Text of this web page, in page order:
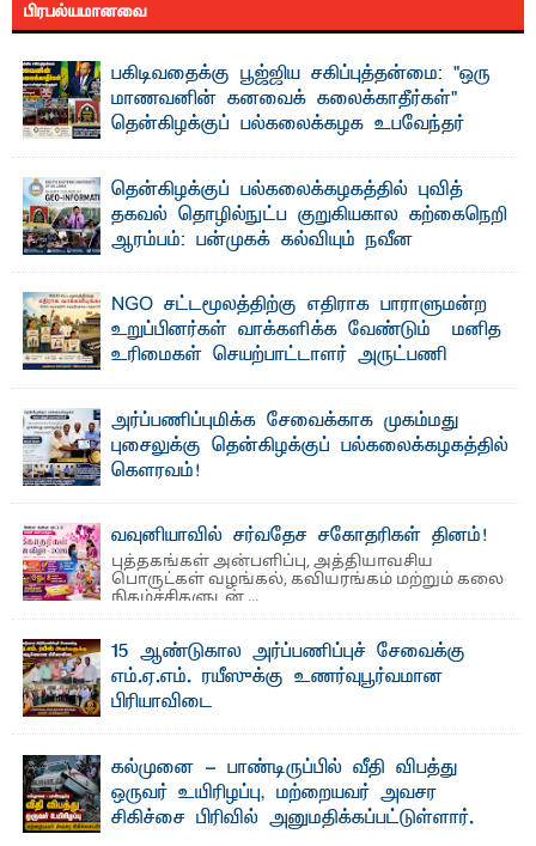
பிரபல்யமானவை
பகிடிவதைக்கு பூஜ்ஜிய சகிப்புத்தன்மை: "ஒரு
மாணவனின் கனவைக் கலைக்காதீர்கள்" –
தென்கிழக்குப் பல்கலைக்கழக உபவேந்தர்
"ஒ ரு மாணவனின் அல்லது மாணவியின் கனவு என்னால்
கலைக்கப்படாது" என்ற உறுதியை ஒவ்வொரு மாணவரும் ...
தென்கிழக்குப் பல்கலைக்கழகத்தில் புவித்
தகவல் தொழில்நுட்ப குறுகியகால கற்கைநெறி
ஆரம்பம்: பன்முகக் கல்வியும் நவீன
பேராசிரியர் எம். எம். பாஸில்
தெ ன்கிழக்குப் பல்கலைக்கழகத்தின் கலை மற்றும் கலாசார
பீடத்தின் புவியியல் துறையினால் ...
NGO சட்டமூலத்திற்கு எதிராக பாராளுமன்ற
உறுப்பினர்கள் வாக்களிக்க வேண்டும் – மனித
உரிமைகள் செயற்பாட்டாளர் அருட்பணி
ஜே. எப். காமிலா பேகம்- இ லங்கை அரசாங்கம் அரசுசாரா
அமைப்புகள் (NGO) தொடர்பான புதிய சட்டமூலத்தை ...
அர்ப்பணிப்புமிக்க சேவைக்காக முகம்மது
புசைலுக்கு தென்கிழக்குப் பல்கலைக்கழகத்தில்
கௌரவம்!
வவுனியாவில் சர்வதேச சகோதரிகள் தினம்!
புத்தகங்கள் அன்பளிப்பு, அத்தியாவசிய
பொருட்கள் வழங்கல், கவியரங்கம் மற்றும் கலை
நிகழ்ச்சிகளுடன் ...
15 ஆண்டுகால அர்ப்பணிப்புச் சேவைக்கு
எம்.ஏ.எம். ரயீஸுக்கு உணர்வுபூர்வமான
பிரியாவிடை
கல்முனை - பாண்டிருப்பில் வீதி விபத்து
ஒருவர் உயிரிழப்பு, மற்றையவர் அவசர
சிகிச்சை பிரிவில் அனுமதிக்கப்பட்டுள்ளார்.